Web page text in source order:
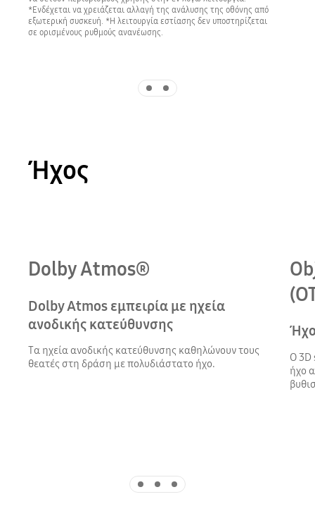
*Ενδέχεται να χρειάζεται αλλαγή της ανάλυσης της οθόνης από
εξωτερική συσκευή. *Η λειτουργία εστίασης δεν υποστηρίζεται
σε ορισμένους ρυθμούς ανανέωσης.
Ήχος
Dolby Atmos®
Dolby Atmos εμπειρία με ηχεία
ανοδικής κατεύθυνσης
Τα ηχεία ανοδικής κατεύθυνσης καθηλώνουν τους
θεατές στη δράση με πολυδιάστατο ήχο.
Ο 3D
ήχο